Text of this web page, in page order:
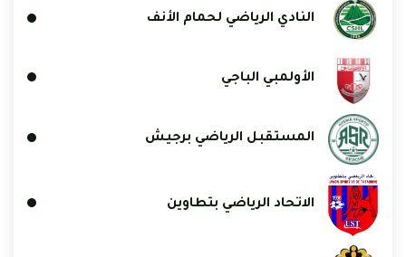
النادي الرياضي لحمام الأنف
الأولمبي الباجي
المستقبل الرياضي برجيش
الاتحاد الرياضي بتطاوين